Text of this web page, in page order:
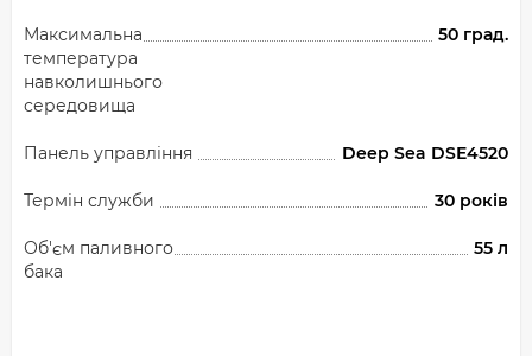
Максимальна
температура
навколишнього
середовища
50 град.
Панель управління Deep Sea DSE4520
Термін служби 30 років
Об'єм паливного
бака
55 л